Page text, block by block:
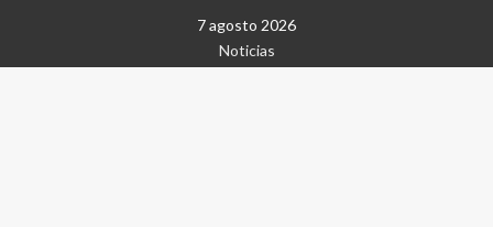
contenido
7 agosto 2026
Noticias